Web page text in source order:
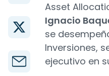
Asset
Ignacio
se
Inversiones,
ejecutivo en